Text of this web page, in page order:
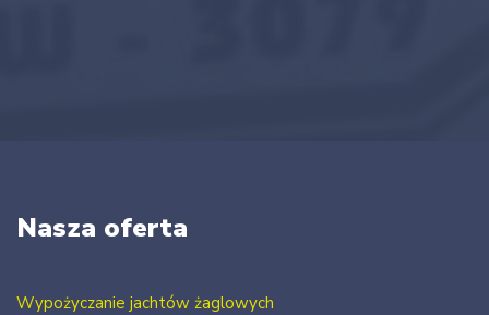
Nasza oferta
Wypożyczanie jachtów żaglowych